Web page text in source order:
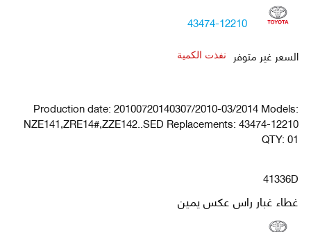
43474-12210
السعر غير متوفر
نفذت الكمية
Production date: 20100720140307/2010-03/2014 Models:
NZE141,ZRE14#,ZZE142..SED Replacements: 43474-12210
QTY: 01
41336D
غطاء غبار راس عكس يمين